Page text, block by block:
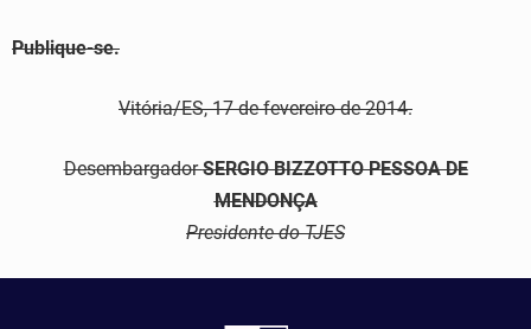
Publique-se.
Vitória/ES, 17 de fevereiro de 2014.
DesembargadorSERGIO BIZZOTTO PESSOA DE
MENDONÇA
Presidente do TJES